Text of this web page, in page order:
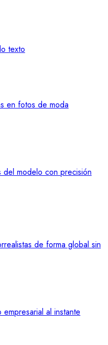
texto
en fotos de moda
del modelo con precisión
de forma global sin
al instante